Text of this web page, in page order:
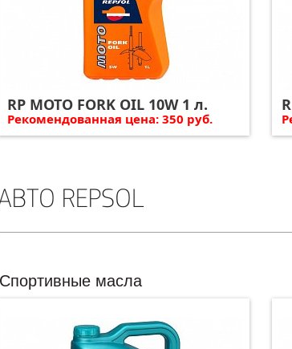
RP MOTO FORK OIL 10W 1 л.
Рекомендованная цена: 350 руб.
REPSOL
Cпортивные масла